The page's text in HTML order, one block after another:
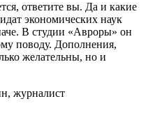
ответите вы. Да и какие
экономических наук
В студии «Авроры» он
поводу. Дополнения,
желательны, но и
журналист